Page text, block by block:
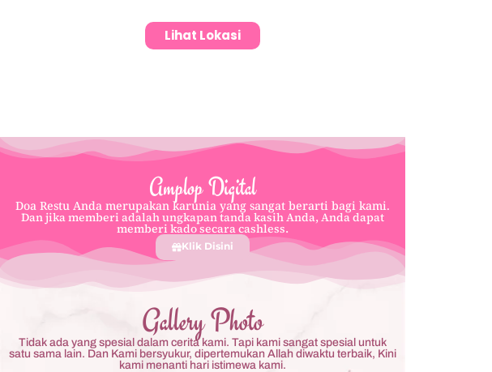
Lihat Lokasi
Amplop Digital
Doa Restu Anda merupakan karunia yang sangat berarti bagi kami.
Dan jika memberi adalah ungkapan tanda kasih Anda, Anda dapat
memberi kado secara cashless.
Klik Disini
Gallery Photo
Tidak ada yang spesial dalam cerita kami. Tapi kami sangat spesial untuk
satu sama lain. Dan Kami bersyukur, dipertemukan Allah diwaktu terbaik, Kini
kami menanti hari istimewa kami.